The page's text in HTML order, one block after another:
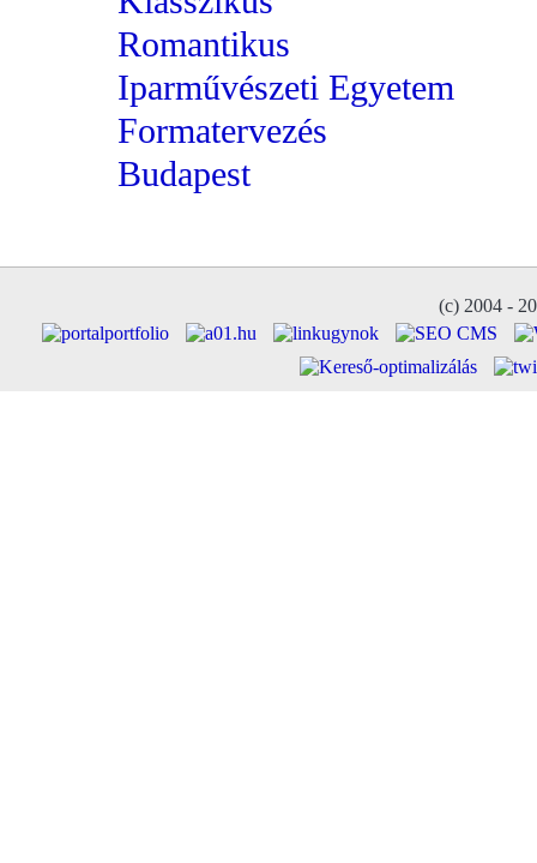
Romantikus
Iparművészeti Egyetem
Formatervezés
Budapest
(c) 2004 -